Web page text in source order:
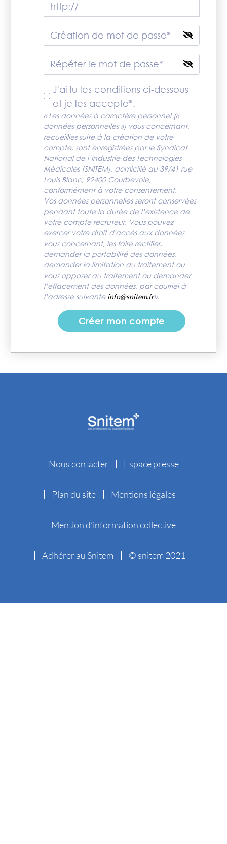
Password
Répéter le mot de passe*
J'ai lu les conditions ci-dessous
et je les accepte*.
« Les données à caractère personnel («
données personnelles ») vous concernant,
recueillies suite à la création de votre
compte, sont enregistrées par le Syndicat
National de l’Industrie des Technologies
Médicales (SNITEM), domicilié au 39/41 rue
Louis Blanc, 92400 Courbevoie,
conformément à votre consentement.
Vos données personnelles seront conservées
pendant toute la durée de l’existence de
votre compte recruteur. Vous pouvez
exercer votre droit d'accès aux données
vous concernant, les faire rectifier,
demander la portabilité des données,
demander la limitation du traitement ou
vous opposer au traitement ou demander
l’effacement des données, par courriel à
l’adresse suivante info@snitem.fr».
Créer mon compte
Nous contacter Espace presse
Plan du site Mentions légales
Mention d’information collective
Adhérer au Snitem © snitem 2021